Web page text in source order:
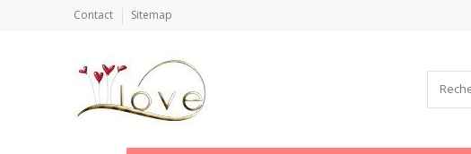
Contact Sitemap